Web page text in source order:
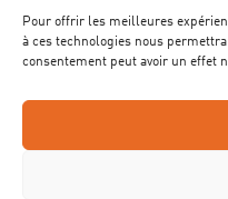
Pour offrir les meilleures
à ces technologies nous
consentement peut avoir un effet